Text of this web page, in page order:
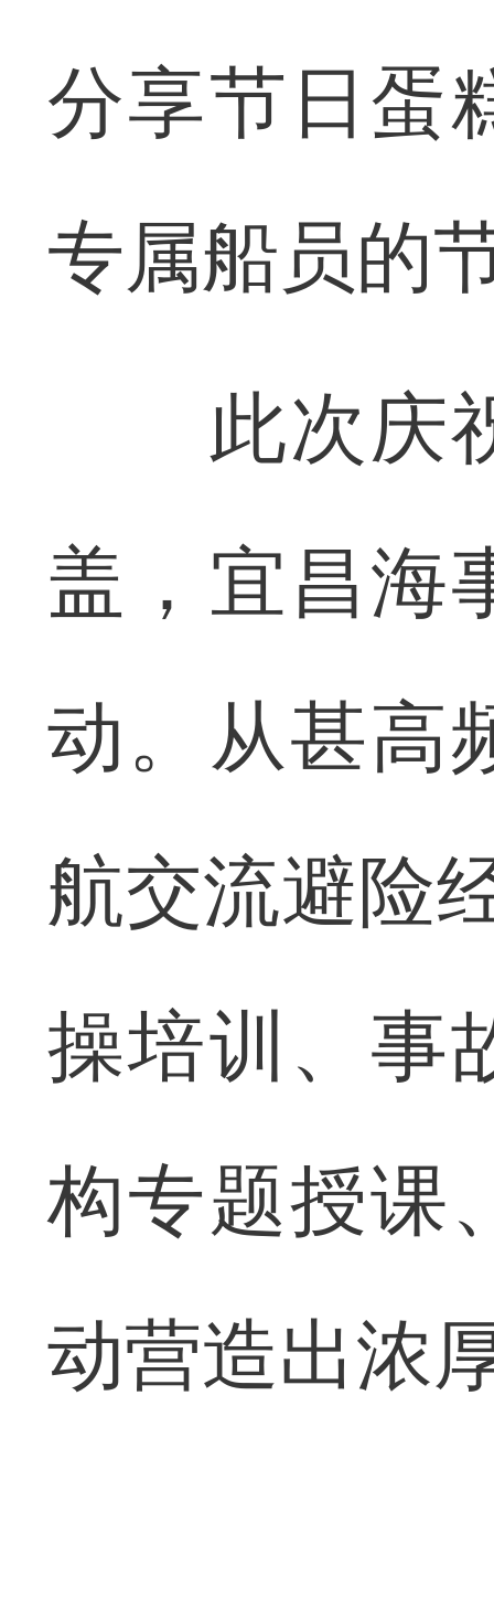
分享节日蛋
专属船员的
此次庆祝
盖，宜昌海
动。从甚高
航交流避险
操培训、事
构专题授课
动营造出浓